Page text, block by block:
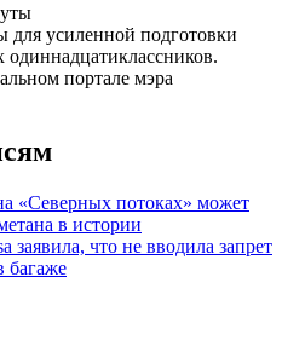
усиленной подготовки
портале мэра
«Северных потоках» может
в истории
заявила, что не вводила запрет
багаже